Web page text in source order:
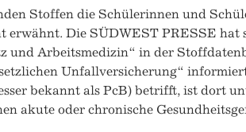
Stoffen die Schülerinnen und
Die SÜDWEST PRESSE hat
und Arbeitsmedizin“ in der
Unfallversicherung“
bekannt als PcB) betrifft, ist dort
akute oder chronische